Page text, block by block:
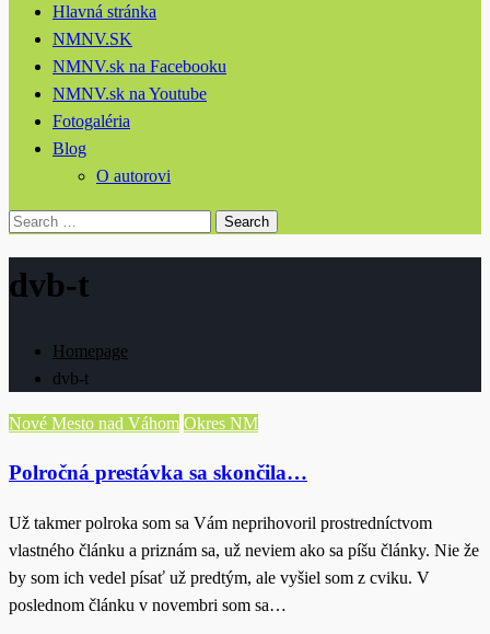
Hlavná stránka
NMNV.SK
NMNV.sk na Facebooku
NMNV.sk na Youtube
Fotogaléria
Blog
O autorovi
Search
dvb-t
Homepage
dvb-t
Nové Mesto nad Váhom Okres NM
Polročná prestávka sa skončila…
Už takmer polroka som sa Vám neprihovoril prostredníctvom
vlastného článku a priznám sa, už neviem ako sa píšu články. Nie že
by som ich vedel písať už predtým, ale vyšiel som z cviku. V
poslednom článku v novembri som sa…